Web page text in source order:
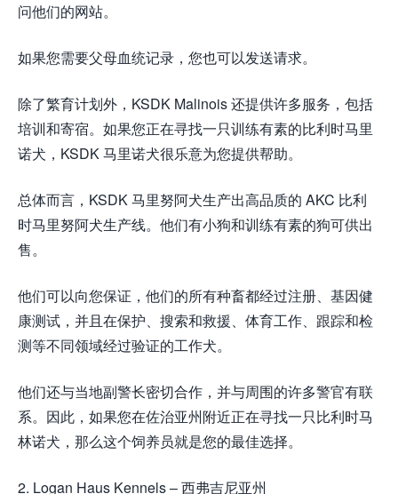
问他们的网站。
如果您需要父母血统记录，您也可以发送请求。
除了繁育计划外，KSDK Malinois 还提供许多服务，包括
培训和寄宿。如果您正在寻找一只训练有素的比利时马里
诺犬，KSDK 马里诺犬很乐意为您提供帮助。
总体而言，KSDK 马里努阿犬生产出高品质的 AKC 比利
时马里努阿犬生产线。他们有小狗和训练有素的狗可供出
售。
他们可以向您保证，他们的所有种畜都经过注册、基因健
康测试，并且在保护、搜索和救援、体育工作、跟踪和检
测等不同领域经过验证的工作犬。
他们还与当地副警长密切合作，并与周围的许多警官有联
系。因此，如果您在佐治亚州附近正在寻找一只比利时马
林诺犬，那么这个饲养员就是您的最佳选择。
2. Logan Haus Kennels – 西弗吉尼亚州